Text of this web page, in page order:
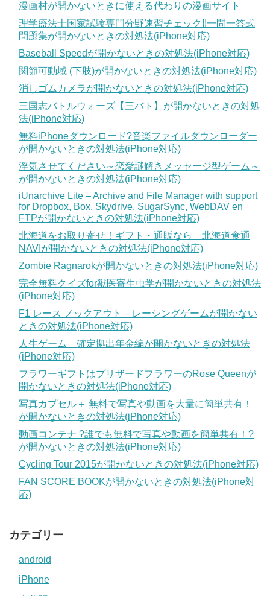
漫画村が開かないときに使える代わりの漫画サイト
理学療法士国家試験専門分野速習チェック!!一問一答式
問題集が開かないときの対処法(iPhone対応)
Baseball Speedが開かないときの対処法(iPhone対応)
関節可動域 (下肢)が開かないときの対処法(iPhone対応)
消しゴムカメラが開かないときの対処法(iPhone対応)
三国志バトルウォーズ【三バト】が開かないときの対処
法(iPhone対応)
無料iPhoneダウンロード?音楽ファイルダウンローダー
が開かないときの対処法(iPhone対応)
浮気させてください～恋愛謎解きメッセージ型ゲーム～
が開かないときの対処法(iPhone対応)
iUnarchive Lite – Archive and File Manager with support
for Dropbox, Box, Skydrive, SugarSync, WebDAV en
FTPが開かないときの対処法(iPhone対応)
北海道をお取り寄せ！ギフト・通販なら 北海道食通
NAVIが開かないときの対処法(iPhone対応)
Zombie Ragnarokが開かないときの対処法(iPhone対応)
完全無料クイズfor獣医寄生虫学が開かないときの対処法
(iPhone対応)
F1 レース ノックアウト – レーシングゲームが開かない
ときの対処法(iPhone対応)
人生ゲーム 確定拠出年金編が開かないときの対処法
(iPhone対応)
フラワーギフトはプリザードフラワーのRose Queenが
開かないときの対処法(iPhone対応)
写真カプセル＋ 無料で写真や動画を大量に簡単共有！
が開かないときの対処法(iPhone対応)
動画コンテナ ?誰でも無料で写真や動画を簡単共有！?
が開かないときの対処法(iPhone対応)
Cycling Tour 2015が開かないときの対処法(iPhone対応)
FAN SCORE BOOKが開かないときの対処法(iPhone対
応)
カテゴリー
android
iPhone